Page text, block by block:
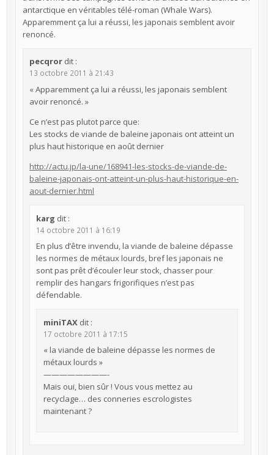
antarctique en véritables télé-roman (Whale Wars).
Apparemment ça lui a réussi, les japonais semblent avoir
renoncé.
pecqror dit :
13 octobre 2011 à 21:43
« Apparemment ça lui a réussi, les japonais semblent
avoir renoncé. »
Ce n’est pas plutot parce que:
Les stocks de viande de baleine japonais ont atteint un
plus haut historique en août dernier
http://actu.jp/la-une/168941-les-stocks-de-viande-de-
baleine-japonais-ont-atteint-un-plus-haut-historique-en-
aout-dernier.html
karg dit :
14 octobre 2011 à 16:19
En plus d’être invendu, la viande de baleine dépasse
les normes de métaux lourds, bref les japonais ne
sont pas prêt d’écouler leur stock, chasser pour
remplir des hangars frigorifiques n’est pas
défendable.
miniTAX dit :
17 octobre 2011 à 17:15
« la viande de baleine dépasse les normes de
métaux lourds »
————————-
Mais oui, bien sûr ! Vous vous mettez au
recyclage… des conneries escrologistes
maintenant ?